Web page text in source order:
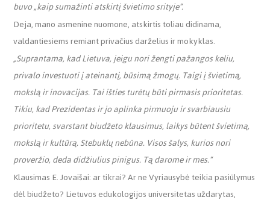
buvo „kaip sumažinti atskirtį švietimo srityje“.
Deja, mano asmenine nuomone, atskirtis toliau didinama,
valdantiesiems remiant privačius darželius ir mokyklas.
„Suprantama, kad Lietuva, jeigu nori žengti pažangos keliu,
privalo investuoti į ateinantį, būsimą žmogų. Taigi į švietimą,
mokslą ir inovacijas. Tai išties turėtų būti pirmasis prioritetas.
Tikiu, kad Prezidentas ir jo aplinka pirmuoju ir svarbiausiu
prioritetu, svarstant biudžeto klausimus, laikys būtent švietimą,
mokslą ir kultūrą. Stebuklų nebūna. Visos šalys, kurios nori
proveržio, deda didžiulius pinigus. Tą darome ir mes.“
Klausimas E. Jovaišai: ar tikrai? Ar ne Vyriausybė teikia pasiūlymus
dėl biudžeto? Lietuvos edukologijos universitetas uždarytas,